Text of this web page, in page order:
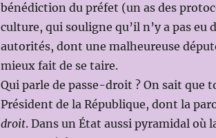
bénédiction du préfet (un as des
culture, qui souligne qu’il n’y a pas eu
autorités, dont une malheureuse
mieux fait de se taire.
Qui parle de passe-droit ? On sait que
Président de la République, dont la
droit. Dans un État aussi pyramidal où